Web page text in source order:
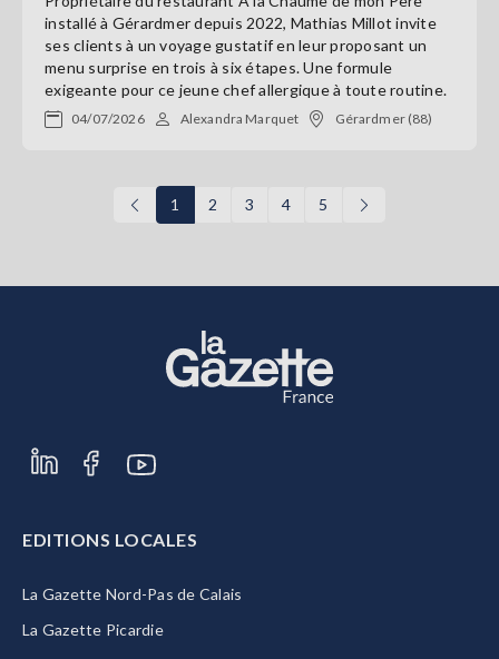
installé à Gérardmer depuis 2022, Mathias Millot invite
ses clients à un voyage gustatif en leur proposant un
menu surprise en trois à six étapes. Une formule
exigeante pour ce jeune chef allergique à toute routine.
04/07/2026 Alexandra Marquet Gérardmer (88)
1 2 3 4 5
EDITIONS LOCALES
La Gazette Nord-Pas de Calais
La Gazette Picardie